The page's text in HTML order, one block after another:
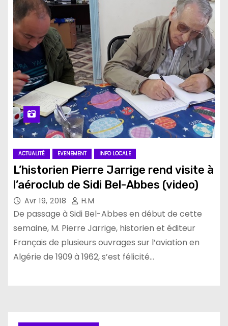
ACTUALITÉ EVENEMENT INFO LOCALE
L’historien Pierre Jarrige rend visite à
l’aéroclub de Sidi Bel-Abbes (video)
Avr 19, 2018 H.M
De passage à Sidi Bel-Abbes en début de cette
semaine, M. Pierre Jarrige, historien et éditeur
Français de plusieurs ouvrages sur l’aviation en
Algérie de 1909 à 1962, s’est félicité…